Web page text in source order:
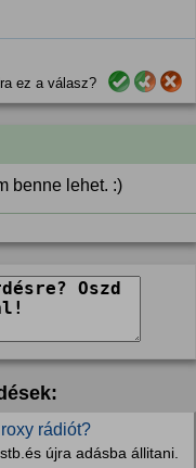
ez a válasz?
benne lehet. :)
rádiót?
újra adásba állitani.